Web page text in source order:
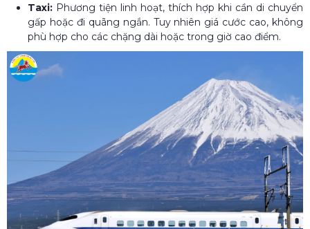
Taxi: Phương tiện linh hoạt, thích hợp khi cần di chuyển
gấp hoặc đi quãng ngắn. Tuy nhiên giá cước cao, không
phù hợp cho các chặng dài hoặc trong giờ cao điểm.